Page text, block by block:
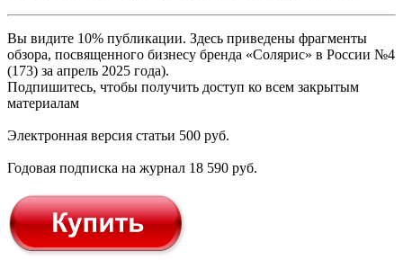
Вы видите 10% публикации. Здесь приведены фрагменты
обзора, посвященного бизнесу бренда «Солярис» в России №4
(173) за апрель 2025 года).
Подпишитесь, чтобы получить доступ ко всем закрытым
материалам
Электронная версия статьи 500 руб.
Годовая подписка на журнал 18 590 руб.